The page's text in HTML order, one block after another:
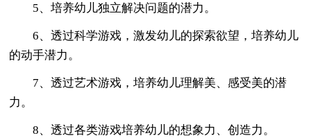
5、培养幼儿独立解决问题的潜力。
6、透过科学游戏，激发幼儿的探索欲望，培养幼儿
的动手潜力。
7、透过艺术游戏，培养幼儿理解美、感受美的潜
力。
8、透过各类游戏培养幼儿的想象力、创造力。